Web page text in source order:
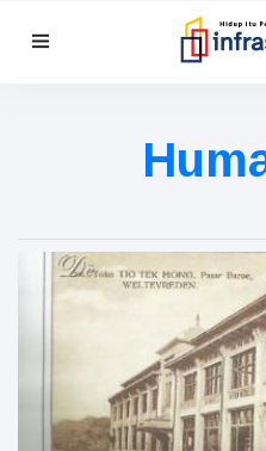
Follow us
Categories
(98)
Energi
(56)
Energi
(47)